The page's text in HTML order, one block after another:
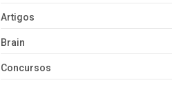
Artigos
Brain
Concursos